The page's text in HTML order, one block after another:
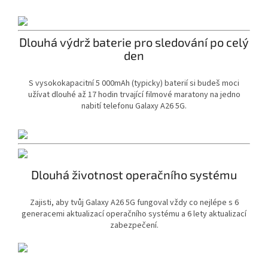
Dlouhá výdrž baterie pro sledování po celý
den
S vysokokapacitní 5 000mAh (typicky) baterií si budeš moci
užívat dlouhé až 17 hodin trvající filmové maratony na jedno
nabití telefonu Galaxy A26 5G.
Dlouhá životnost operačního systému
Zajisti, aby tvůj Galaxy A26 5G fungoval vždy co nejlépe s 6
generacemi aktualizací operačního systému a 6 lety aktualizací
zabezpečení.